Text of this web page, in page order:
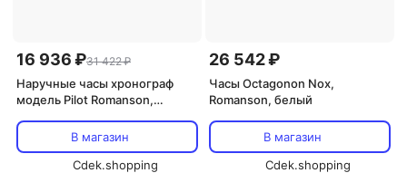
16 936 ₽31 422 ₽
Наручные часы хронограф
модель Pilot Romanson,
В магазин
Cdek.shopping
26 542 ₽
Часы Octagonon Nox,
Romanson, белый
В магазин
Cdek.shopping